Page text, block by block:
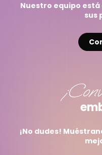
Nuestro equipo
sus
¡No dudes!